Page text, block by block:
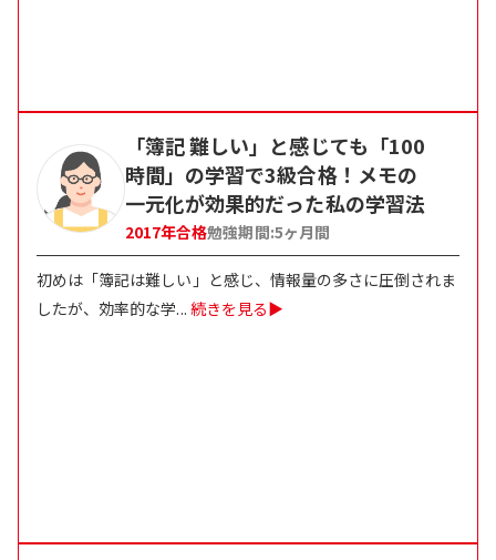
「簿記 難しい」と感じても「100
時間」の学習で3級合格！メモの
一元化が効果的だった私の学習法
2017年合格勉強期間:5ヶ月間
初めは「簿記は難しい」と感じ、情報量の多さに圧倒されま
したが、効率的な学... 続きを見る▶